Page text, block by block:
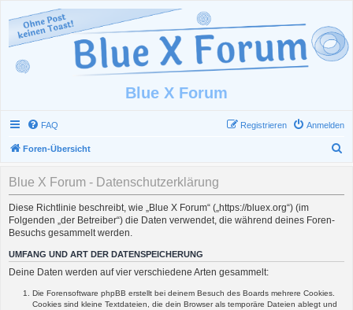
Blue X Forum
FAQ Anmelden
Registrieren
Foren-Übersicht
Blue X Forum - Datenschutzerklärung
Diese Richtlinie beschreibt, wie „Blue X Forum“ („https://bluex.org“) (im
Folgenden „der Betreiber“) die Daten verwendet, die während deines Foren-
Besuchs gesammelt werden.
UMFANG UND ART DER DATENSPEICHERUNG
Deine Daten werden auf vier verschiedene Arten gesammelt:
Die Forensoftware phpBB erstellt bei deinem Besuch des Boards mehrere Cookies.
Cookies sind kleine Textdateien, die dein Browser als temporäre Dateien ablegt und